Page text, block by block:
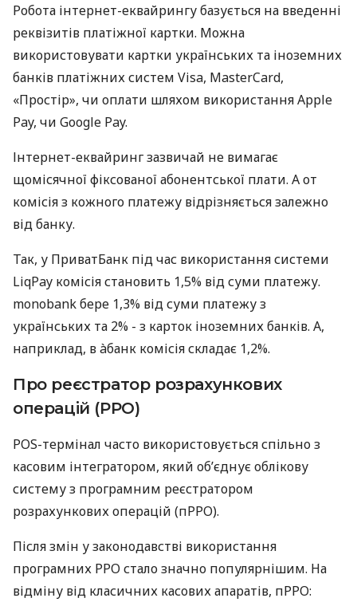
Робота інтернет-еквайрингу базується на введенні
реквізитів платіжної картки. Можна
використовувати картки українських та іноземних
банків платіжних систем Visa, MasterCard,
«Простір», чи оплати шляхом використання Apple
Pay, чи Google Pay.
Інтернет-еквайринг зазвичай не вимагає
щомісячної фіксованої абонентської плати. А от
комісія з кожного платежу відрізняється залежно
від банку.
Так, у ПриватБанк під час використання системи
LiqPay комісія становить 1,5% від суми платежу.
monobank бере 1,3% від суми платежу з
українських та 2% - з карток іноземних банків. А,
наприклад, в àбанк комісія складає 1,2%.
Про реєстратор розрахункових
операцій (РРО)
POS-термінал часто використовується спільно з
касовим інтегратором, який об’єднує облікову
систему з програмним реєстратором
розрахункових операцій (пРРО).
Після змін у законодавстві використання
програмних РРО стало значно популярнішим. На
відміну від класичних касових апаратів, пРРО: